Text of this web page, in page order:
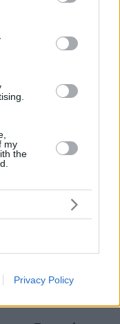
third-party tags to
in below Google
my
the
Privacy Policy
να την ενοχλεί
Ο πατέρας
4 λίτρα βότκα τη
του «Έντικ»
της Ελλάδας,